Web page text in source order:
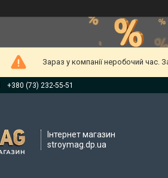
Зараз у компанії неробочий час.
+380 (73) 232-55-51
Інтернет магазин
stroymag.dp.ua